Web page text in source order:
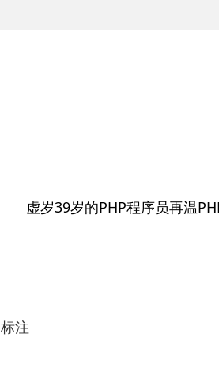
下
虚岁39岁的PHP程序员再温
标注